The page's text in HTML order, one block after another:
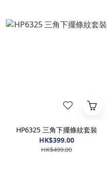
HP6325 三角下擺條紋套裝
HK$399.00
HK$499.00